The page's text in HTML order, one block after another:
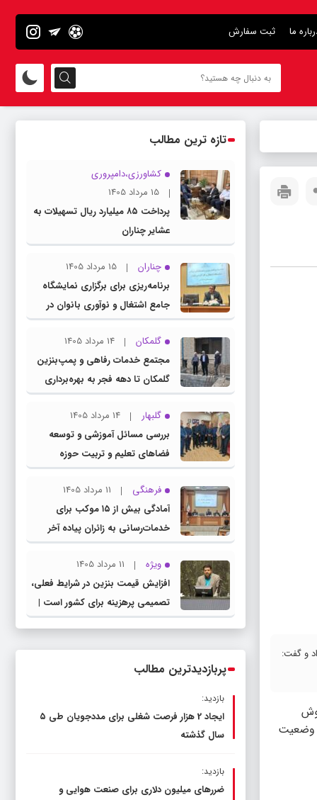
ما ثبت سفارش
و گفت:
وضعیت
تازه ترین مطالب
کشاورزی،دامپروری
15 مرداد 1405
پرداخت ۸۵ میلیارد ریال تسهیلات به
عشایر چناران
چناران
15 مرداد 1405
برنامه‌ریزی برای برگزاری نمایشگاه
جامع اشتغال و نوآوری بانوان در
چناران
گلمکان
14 مرداد 1405
مجتمع خدمات رفاهی و پمپ‌بنزین
گلمکان تا دهه فجر به بهره‌برداری
می‌رسد
گلبهار
14 مرداد 1405
بررسی مسائل آموزشی و توسعه
فضاهای تعلیم و تربیت حوزه
انتخابیه در نشست مشترک عضو
کمیسیون آموزش مجلس با مدیرکل
آموزش و پرورش خراسان رضوی
فرهنگی
11 مرداد 1405
آمادگی بیش از ۱۵ موکب برای
خدمات‌رسانی به زائران پیاده آخر
صفر در شهرستان چناران
ویژه
11 مرداد 1405
افزایش قیمت بنزین در شرایط فعلی،
تصمیمی پرهزینه برای کشور است |
دولت، قاچاق سوخت و عوامل اصلی
پربازدیدترین مطالب
بازدید:
ایجاد 2 هزار فرصت شغلی برای مددجویان طی ۵
سال گذشته
بازدید:
ضررهای میلیون دلاری برای صنعت هوایی و